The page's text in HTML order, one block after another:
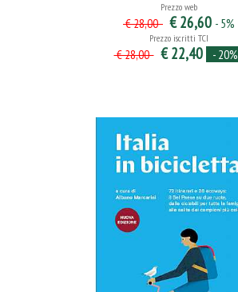
Prezzo web
€ 28,00 € 26,60 - 5%
Prezzo iscritti TCI
€ 28,00 € 22,40 - 20%